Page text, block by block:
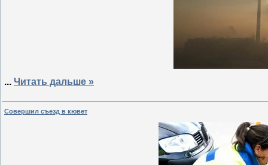
... Читать дальше »
Совершил съезд в кювет